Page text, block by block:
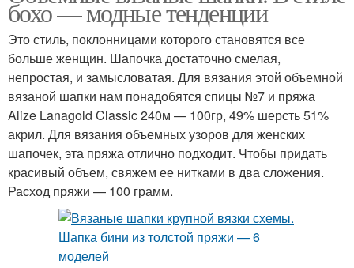
бохо — модные тенденции
Это стиль, поклонницами которого становятся все
больше женщин. Шапочка достаточно смелая,
непростая, и замысловатая. Для вязания этой объемной
вязаной шапки нам понадобятся спицы №7 и пряжа
Alize Lanagold Classic 240м — 100гр, 49% шерсть 51%
акрил. Для вязания объемных узоров для женских
шапочек, эта пряжа отлично подходит. Чтобы придать
красивый объем, свяжем ее нитками в два сложения.
Расход пряжи — 100 грамм.